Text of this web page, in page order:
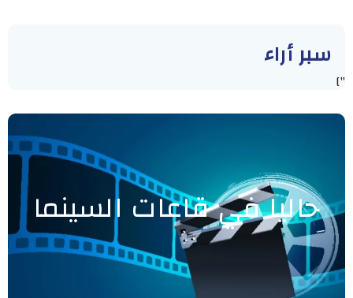
سبر أراء
"]
حاليا في قاعات السينما